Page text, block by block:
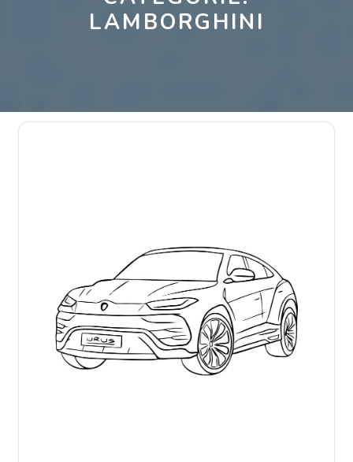
LAMBORGHINI